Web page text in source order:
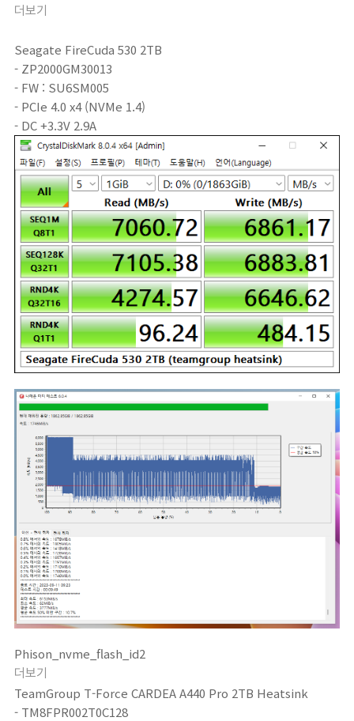
더보기
Seagate FireCuda 530 2TB
- ZP2000GM30013
- FW : SU6SM005
- PCIe 4.0 x4 (NVMe 1.4)
- DC +3.3V 2.9A
Phison_nvme_flash_id2
더보기
TeamGroup T-Force CARDEA A440 Pro 2TB Heatsink
- TM8FPR002T0C128